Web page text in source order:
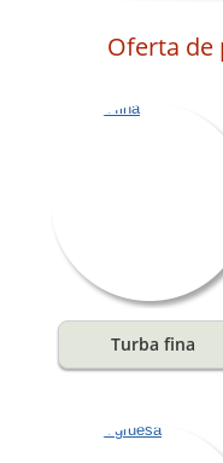
Oferta de
Turba fina